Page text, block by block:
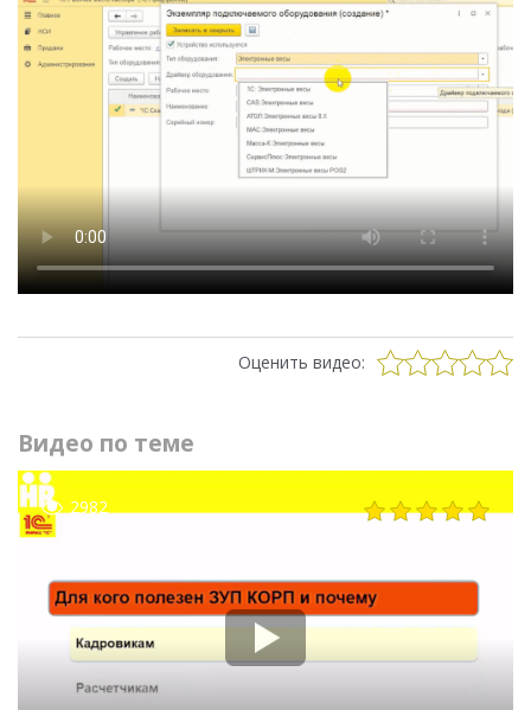
Оценить видео:
Видео по теме
2982